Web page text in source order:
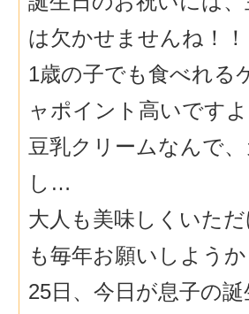
は欠かせませんね！！
1歳の子でも食べれる
ャポイント高いです
豆乳クリームなんで
し…
大人も美味しくいた
も毎年お願いしよう
25日、今日が息子の